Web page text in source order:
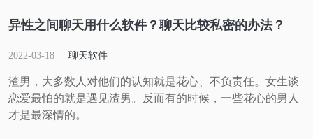
异性之间聊天用什么软件？聊天比较私密的办法？
2022-03-18 聊天软件
渣男，大多数人对他们的认知就是花心、不负责任。女生谈
恋爱最怕的就是遇见渣男。反而有的时候，一些花心的男人
才是最深情的。